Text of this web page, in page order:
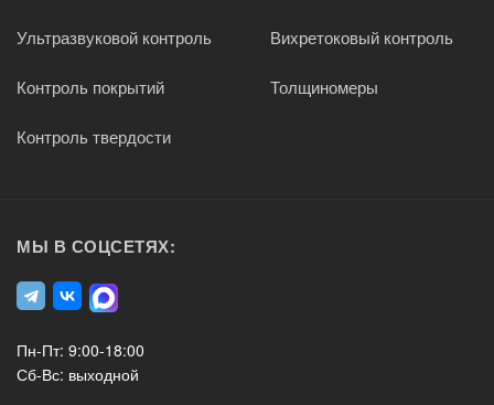
Ультразвуковой контроль Вихретоковый контроль
Контроль покрытий Толщиномеры
Контроль твердости
МЫ В СОЦСЕТЯХ:
Пн-Пт: 9:00-18:00
Сб-Вс: выходной